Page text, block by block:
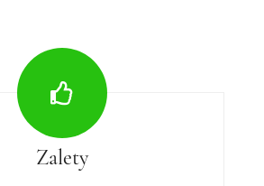
Zalety